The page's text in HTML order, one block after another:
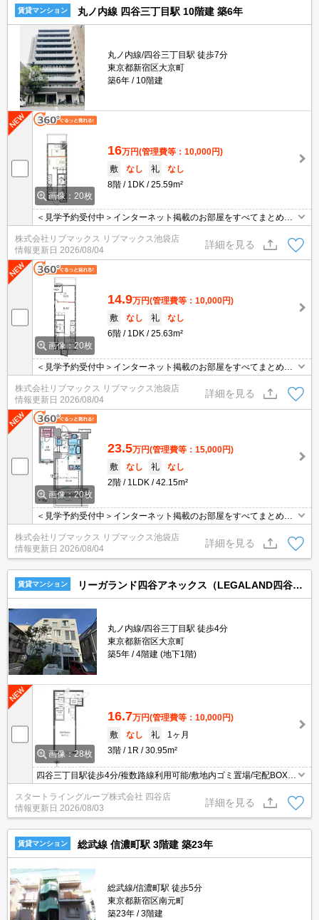
賃貸マンション 丸ノ内線 四谷三丁目駅 10階建 築6年
丸ノ内線/四谷三丁目駅 徒歩7分
東京都新宿区大京町
築6年
10階建
画像：20枚
16万円(管理費等：10,000円)
敷
なし 礼
なし
8階
1DK 25.59m²
＜見学予約受付中＞インターネット掲載のお部屋をすべてまとめて
能！他社掲載物件もまとめてご紹介可能です。オンライン案内可。
写真・動画送付、WEB契約等来店不要でご契約可能。セキュリティ
充実で安心！お気軽にご相談くださいませ。
株式会社リブマックス リブマックス池袋店
情報更新日 2026/08/04
詳細を見る
画像：20枚
14.9万円(管理費等：10,000円)
敷
なし 礼
なし
6階
1DK 25.63m²
＜見学予約受付中＞インターネット掲載のお部屋をすべてまとめて
ご紹介可能！ 初期費用クレジット決済可！問合せ当日でもご予約可
能！他社掲載物件もまとめてご紹介可能です。オンライン案内可。
写真・動画送付、WEB契約等来店不要でご契約可能。セキュリティ
充実で安心！お気軽にご相談くださいませ。
株式会社リブマックス リブマックス池袋店
情報更新日 2026/08/04
詳細を見る
画像：20枚
23.5万円(管理費等：15,000円)
敷
なし 礼
なし
2階
1LDK 42.15m²
＜見学予約受付中＞インターネット掲載のお部屋をすべてまとめて
ご紹介可能！ 初期費用クレジット決済可！問合せ当日でもご予約可
能！他社掲載物件もまとめてご紹介可能です。オンライン案内可。
写真・動画送付、WEB契約等来店不要でご契約可能。セキュリティ
充実で安心！お気軽にご相談くださいませ。
株式会社リブマックス リブマックス池袋店
情報更新日 2026/08/04
詳細を見る
賃貸マンション リーガランド四谷アネックス（LEGALAND四谷ANNEX）
丸ノ内線/四谷三丁目駅 徒歩4分
東京都新宿区大京町
築5年
4階建 (地下1階)
画像：28枚
16.7万円(管理費等：10,000円)
敷
なし 礼
1ヶ月
3階
1R 30.95m²
四谷三丁目駅徒歩4分/複数路線利用可能/敷地内ゴミ置場/宅配BOX/
ネット無料/独立洗面台/都市ガス
スタートライングループ株式会社 四谷店
情報更新日 2026/08/03
詳細を見る
賃貸マンション 総武線 信濃町駅 3階建 築23年
総武線/信濃町駅 徒歩5分
東京都新宿区南元町
築23年
3階建